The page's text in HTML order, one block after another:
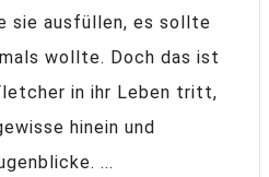
sie ausfüllen, es sollte
wollte. Doch das ist
in ihr Leben tritt,
hinein und
...